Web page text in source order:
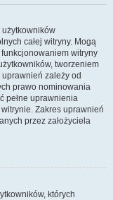
całej witryny. Mogą
witryny
tworzeniem
zależy od
prawo nominowania
pełne uprawnienia
Zakres uprawnień
przez założyciela
których